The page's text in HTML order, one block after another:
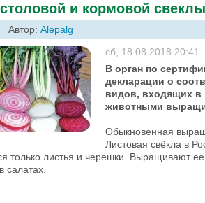
и кормовой свеклы
Автор: Alepalg
сб, 18.08.2018 20:41
В орган по
декларации о
видов, входящих в
животными
Обыкновенная
Листовая свёкла в
только листья и черешки. Выращивают
салатах.